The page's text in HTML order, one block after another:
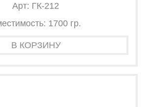
Арт: ГК-212
1700 гр.
В КОРЗИНУ